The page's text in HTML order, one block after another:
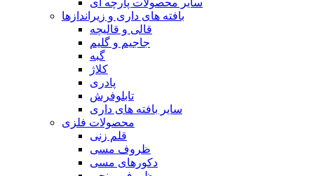
سایر محصولات پارچه ای
بافته های داری و زیراندازها
قالی و قالیچه
جاجیم و گلیم
گبه
کلاژ
پادری
تابلوفرش
سایر بافته های داری
محصولات فلزی
قلم زنی
ظروف مسی
دکورهای مسی